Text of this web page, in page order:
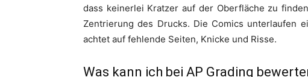
dass keinerlei Kratzer auf der Oberfläche zu
Zentrierung des Drucks. Die Comics unterlaufen
achtet auf fehlende Seiten, Knicke und Risse.
Was kann ich bei AP Grading